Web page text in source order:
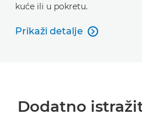
kuće ili u pokretu.
Prikaži detalje
Prikaži detalje

Dodatno